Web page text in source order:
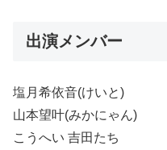
出演メンバー
塩月希依音(けいと)
山本望叶(みかにゃん)
こうへい 吉田たち